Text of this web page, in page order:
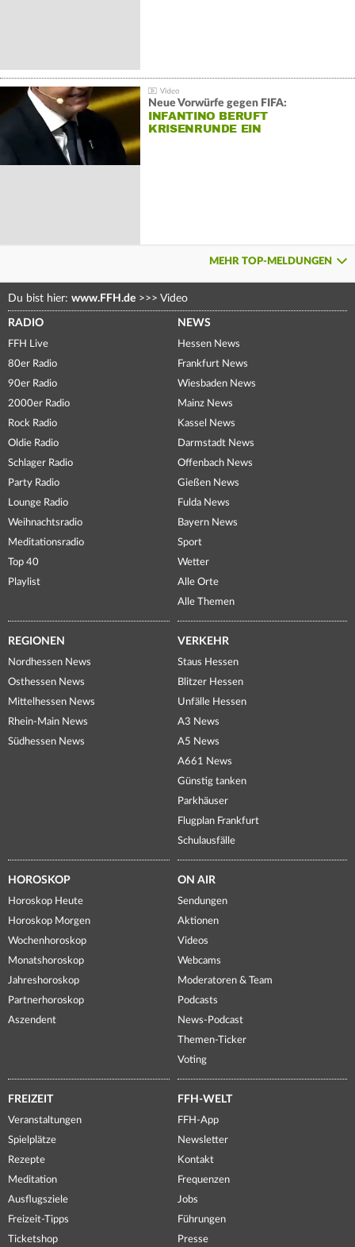
Neue Vorwürfe gegen FIFA:
INFANTINO BERUFT
KRISENRUNDE EIN
MEHR TOP-MELDUNGEN
Du bist hier: www.FFH.de >>> Video
RADIO
FFH Live
80er Radio
90er Radio
2000er Radio
Rock Radio
Oldie Radio
Schlager Radio
Party Radio
Lounge Radio
Weihnachtsradio
Meditationsradio
Top 40
Playlist
NEWS
Hessen News
Frankfurt News
Wiesbaden News
Mainz News
Kassel News
Darmstadt News
Offenbach News
Gießen News
Fulda News
Bayern News
Sport
Wetter
Alle Orte
Alle Themen
REGIONEN
Nordhessen News
Osthessen News
Mittelhessen News
Rhein-Main News
Südhessen News
VERKEHR
Staus Hessen
Blitzer Hessen
Unfälle Hessen
A3 News
A5 News
A661 News
Günstig tanken
Parkhäuser
Flugplan Frankfurt
Schulausfälle
HOROSKOP
Horoskop Heute
Horoskop Morgen
Wochenhoroskop
Monatshoroskop
Jahreshoroskop
Partnerhoroskop
Aszendent
ON AIR
Sendungen
Aktionen
Videos
Webcams
Moderatoren & Team
Podcasts
News-Podcast
Themen-Ticker
Voting
FREIZEIT
Veranstaltungen
Spielplätze
Rezepte
Meditation
Ausflugsziele
Freizeit-Tipps
Ticketshop
FFH-WELT
FFH-App
Newsletter
Kontakt
Frequenzen
Jobs
Führungen
Presse